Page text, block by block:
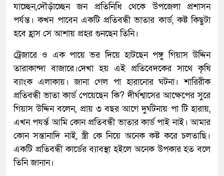
যাচ্ছেন,দৌড়াঁচ্ছেন জন প্রতিনিধি থেকে উপজেলা প্রশাসন
পর্যন্ত। কখন পাবেন একটি প্রতিবন্ধী ভাতার কার্ড, কষ্ট কিছুটা
হবে হ্রাস সে আশায় প্রহর গুনছেন তিনি।
ট্রেজারে ও এক পায়ে ভর দিয়ে হাটছেন পঙ্গু গিয়াস উদ্দিন
তারাকান্দা বাজারে।দেখা হয় এই প্রতিবেদকের সাথে কৃষি
ব্যাংক এলাকায়। জানা গেল পা হারানোর ঘটনা। শারিরীক
প্রতিবন্ধী ভাতা কার্ড পেয়েছেন কি? দীর্ঘশ্বাসের আক্ষেপের সুরে
গিয়াস উদ্দিন বলেন, প্রায় ৩ বছর আগে দুর্ঘটনায় পা টি হারায়,
এখন পযর্ন্ত আমি কোন প্রতিবন্ধী ভাতার কার্ড পাই নাই। আমার
কোন সন্তানাদি নাই, স্ত্রী কে নিয়ে অনেক কষ্ট করে চলতাছি।
একটি প্রতিবন্ধী কার্ডের ব্যাবস্থা হইলে অনেক উপকার হত বলে
তিনি জানান।